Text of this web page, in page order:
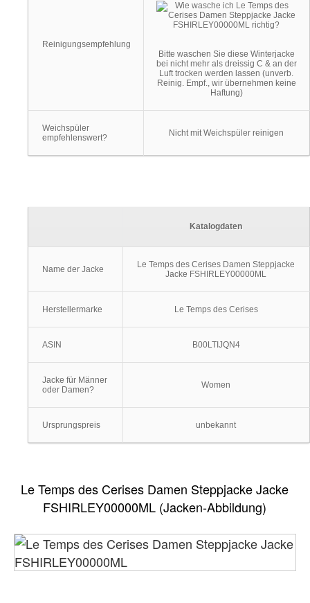
Reinigungsempfehlung
Bitte waschen Sie diese Winterjacke
bei nicht mehr als dreissig C & an der
Luft trocken werden lassen (unverb.
Reinig. Empf., wir übernehmen keine
Haftung)
Weichspüler
empfehlenswert?
Nicht mit Weichspüler reinigen
Katalogdaten
Name der Jacke
Le Temps des Cerises Damen Steppjacke
Jacke FSHIRLEY00000ML
Herstellermarke Le Temps des Cerises
ASIN B00LTIJQN4
Jacke für Männer
oder Damen?
Women
Ursprungspreis unbekannt
Le Temps des Cerises Damen Steppjacke Jacke
FSHIRLEY00000ML (Jacken-Abbildung)